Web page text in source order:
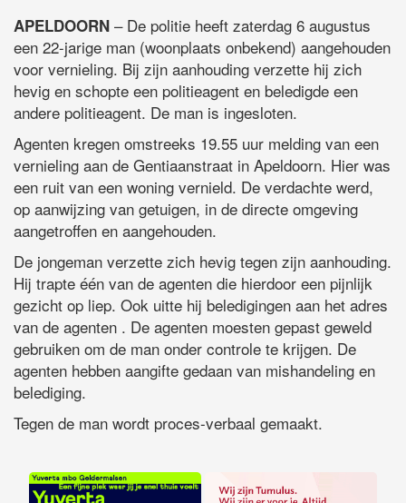
APELDOORN – De politie heeft zaterdag 6 augustus
een 22-jarige man (woonplaats onbekend) aangehouden
voor vernieling. Bij zijn aanhouding verzette hij zich
hevig en schopte een politieagent en beledigde een
andere politieagent. De man is ingesloten.
Agenten kregen omstreeks 19.55 uur melding van een
vernieling aan de Gentiaanstraat in Apeldoorn. Hier was
een ruit van een woning vernield. De verdachte werd,
op aanwijzing van getuigen, in de directe omgeving
aangetroffen en aangehouden.
De jongeman verzette zich hevig tegen zijn aanhouding.
Hij trapte één van de agenten die hierdoor een pijnlijk
gezicht op liep. Ook uitte hij beledigingen aan het adres
van de agenten . De agenten moesten gepast geweld
gebruiken om de man onder controle te krijgen. De
agenten hebben aangifte gedaan van mishandeling en
belediging.
Tegen de man wordt proces-verbaal gemaakt.